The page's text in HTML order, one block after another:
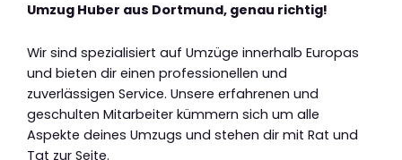
Umzug Huber aus Dortmund, genau richtig!
Wir sind spezialisiert auf Umzüge innerhalb Europas
und bieten dir einen professionellen und
zuverlässigen Service. Unsere erfahrenen und
geschulten Mitarbeiter kümmern sich um alle
Aspekte deines Umzugs und stehen dir mit Rat und
Tat zur Seite.